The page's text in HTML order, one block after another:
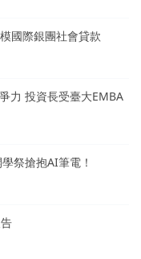
國際銀團社會貸款
力 投資長受臺大EMBA
祭搶抱AI筆電！